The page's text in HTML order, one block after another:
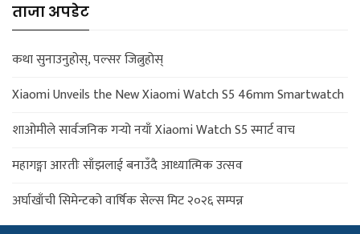
ताजा अपडेट
कथा सुनाउनुहोस्, पल्सर जित्नुहोस्
Xiaomi Unveils the New Xiaomi Watch S5 46mm Smartwatch
शाओमीले सार्वजनिक गर्‍यो नयाँ Xiaomi Watch S5 स्मार्ट वाच
महागङ्गा आरतीः साँझलाई बनाउँदै आध्यात्मिक उत्सव
अर्घाखाँची सिमेन्टको वार्षिक सेल्स मिट २०२६ सम्पन्न